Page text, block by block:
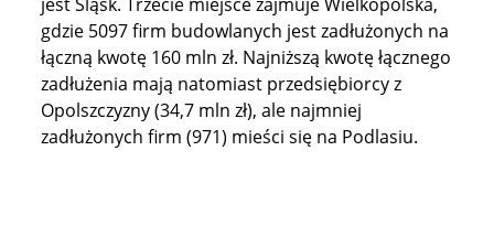
gdzie 5097 firm budowlanych jest zadłużonych na
łączną kwotę 160 mln zł. Najniższą kwotę łącznego
zadłużenia mają natomiast przedsiębiorcy z
Opolszczyzny (34,7 mln zł), ale najmniej
zadłużonych firm (971) mieści się na Podlasiu.